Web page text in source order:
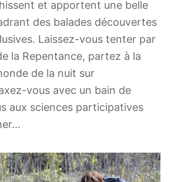
et apportent une belle
des balades découvertes
Laissez-vous tenter par
la Repentance, partez à la
de la nuit sur
vous avec un bain de
aux sciences participatives